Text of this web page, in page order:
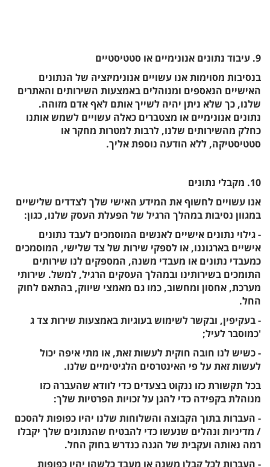
9. עיבוד נתונים אנונימיים או סטטיסטיים
בנסיבות מסוימות אנו עשויים אנונימיזציה של הנתונים
האישיים הנאספים ומנוהלים באמצעות השירותים והאתרים
שלנו, כך שלא ניתן יהיה לשייך אותם לאף אדם מזוהה.
נתונים אנונימיים או מצטברים כאלה עשויים לשמש אותנו
כחלק מהשירותים שלנו, לרבות למטרות מחקר או
סטטיסטיקה, ללא הודעה נוספת אליך.
10. מקבלי נתונים
אנו עשויים לחשוף את המידע האישי שלך לצדדים שלישיים
במגוון נסיבות במהלך הרגיל של הפעלת העסק שלנו, כגון:
- גילוי נתונים אישיים לאנשים המוסמכים לעבד נתונים
אישיים בארגוננו, או לספקי שירות של צד שלישי, המוסמכים
כמעבדי נתונים או מעבדי משנה, המספקים לנו שירותים
התומכים בשירותינו ובמהלך העסקים הרגיל, למשל. שירותי
מערכת, אחסון ומחשוב, כמו גם מאמצי שיווק, בהתאם לחוק
החל.
- בעקיפין, ובקשר לשימוש בעוגיות באמצעות שירות צד ג
'כמוסבר לעיל;
- כשיש לנו חובה חוקית לעשות זאת, או מתי איפה יכול
לעשות זאת על פי האינטרסים הלגיטימיים שלנו.
בכל תקשורת כזו ננקוט בצעדים כדי לוודא שהעברה כזו
מנוהלת בקפידה כדי להגן על זכויות הפרטיות שלך:
- העברות בתוך הקבוצה והשלוחות שלנו יהיו כפופות להסכם
/ מדיניות ונהלים שנעשו כדי להבטיח שהנתונים שלך יקבלו
רמה נאותה ועקבית של הגנה כנדרש בחוק החל.
- העברות לכל קבלן משנה או מעבד כלשהו יהיו כפופות